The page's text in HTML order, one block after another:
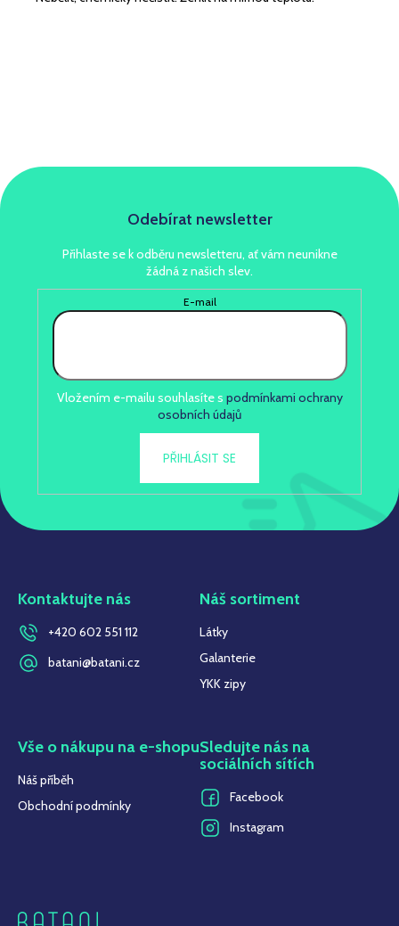
Odebírat newsletter
Přihlaste se k odběru newsletteru, ať vám neunikne
žádná z našich slev.
E-mail
Vložením e-mailu souhlasíte s podmínkami ochrany
osobních údajů
PŘIHLÁSIT SE
Kontaktujte nás
+420 602 551 112
batani@batani.cz
Náš sortiment
Látky
Galanterie
YKK zipy
Vše o nákupu na e-shopu
Náš příběh
Obchodní podmínky
Sledujte nás na
sociálních sítích
Facebook
Instagram